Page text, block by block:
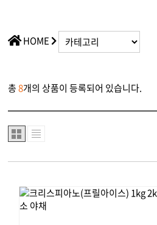
HOME
총8개의 상품이 등록되어 있습니다.